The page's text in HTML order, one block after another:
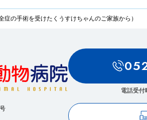
の手術を受けたくうすけちゃんのご家族から）
電話受付